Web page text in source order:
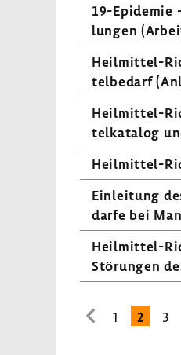
19-
lungen
Heilmittel-​
tel­be­darf
Heilmittel-​
tel­ka­talog
Heilmittel-​
Einlei­tung
darfe bei
Heilmittel-​
Störungen
zur
1 2 3